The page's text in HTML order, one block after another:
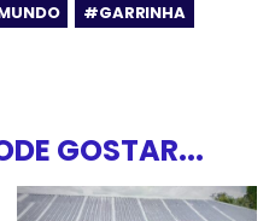
#GARRINHA
GOSTAR...